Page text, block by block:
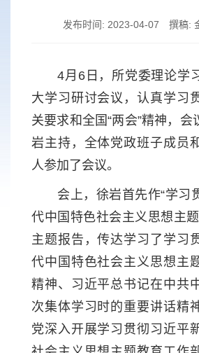
发布时间: 2023-04-07 撰稿:
4月6日，所党委理论学
大学习研讨会议，认真学习
关要求和全国“两会”精神，会
岩主持，全体党政班子成员
人参加了会议。
会上，徐岩首先作“学习
代中国特色社会主义思想主
主题报告，传达学习了学习
代中国特色社会主义思想主
精神、习近平总书记在中共
次集体学习时的重要讲话精
党深入开展学习贯彻习近平